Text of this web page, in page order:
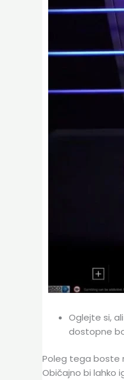
Oglejte si,
dostopne
Poleg tega boste
Običajno bi lahko